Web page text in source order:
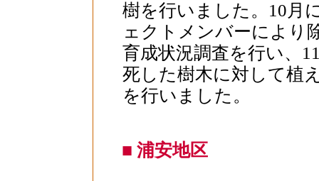
樹を行いました。10月
ェクトメンバーにより
育成状況調査を行い、
死した樹木に対して植
を行いました。
■ 浦安地区